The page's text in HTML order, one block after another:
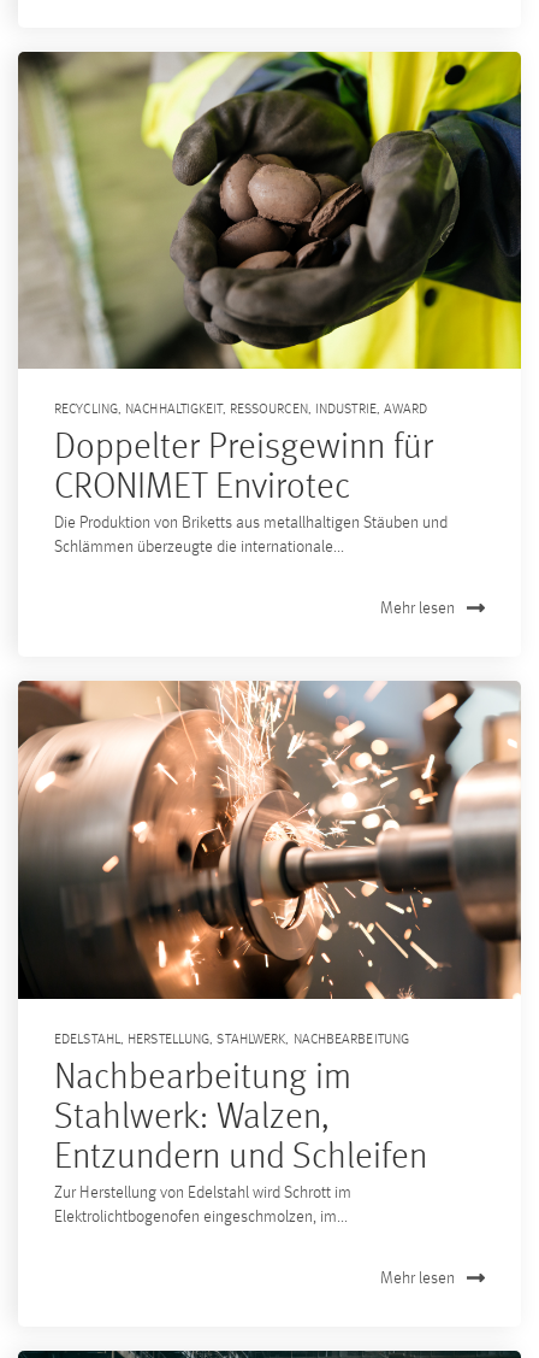
RECYCLING, NACHHALTIGKEIT, RESSOURCEN, INDUSTRIE,AWARD
Doppelter Preisgewinn für
CRONIMET Envirotec
Die Produktion von Briketts aus metallhaltigen Stäuben und
Schlämmen überzeugte die internationale...
Mehr lesen
EDELSTAHL, HERSTELLUNG,STAHLWERK, NACHBEARBEITUNG
Nachbearbeitung im
Stahlwerk: Walzen,
Entzundern und Schleifen
Zur Herstellung von Edelstahl wird Schrott im
Elektrolichtbogenofen eingeschmolzen, im...
Mehr lesen